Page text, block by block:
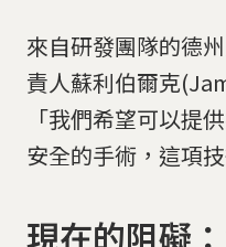
來自研發團隊的德
責人蘇利伯爾克
「我們希望可以提
安全的手術，這項
現在的阻礙